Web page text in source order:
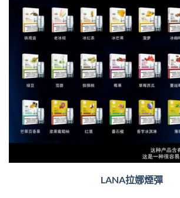
LANA拉娜煙彈